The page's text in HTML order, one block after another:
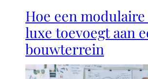
Hoe een
luxe toevoegt aan
bouwterrein